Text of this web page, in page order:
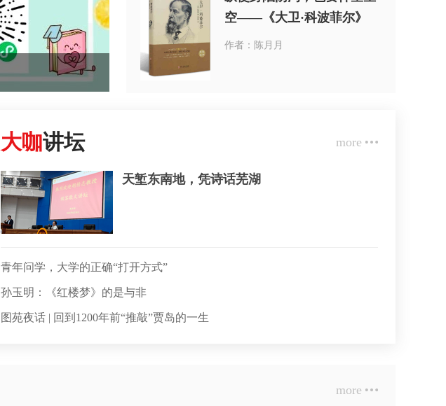
空——《大卫·科波菲尔》
作者：陈月月
大咖讲坛 more
天堑东南地，凭诗话芜湖
青年问学，大学的正确“打开方式”
孙玉明：《红楼梦》的是与非
图苑夜话 | 回到1200年前“推敲”贾岛的一生
more